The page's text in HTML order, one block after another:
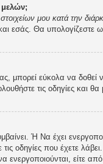
μου κατά την
εσάς. Θα υπολογίζεστε
εύκολα να δοθεί
τις οδηγίες και
Ή Να έχει
οδηγίες που έχετε
είτε από